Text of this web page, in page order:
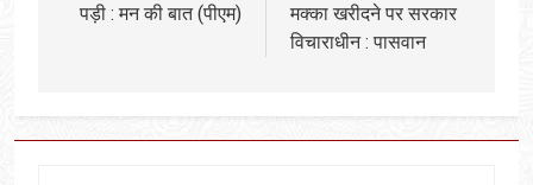
पड़ी : मन की बात (पीएम)
मक्का खरीदने पर सरकार
विचाराधीन : पासवान